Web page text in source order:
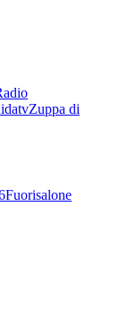
Zuppa di
Fuorisalone